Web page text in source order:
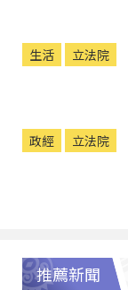
生活 立法院
政經 立法院
推薦新聞